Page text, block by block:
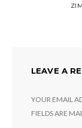
LEAVE A
YOUR EMAIL
FIELDS ARE